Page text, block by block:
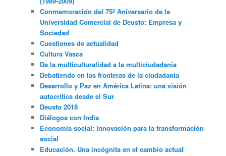
Conmemoración del 75º Aniversario de la
Universidad Comercial de Deusto: Empresa y
Sociedad
Cuestiones de actualidad
Cultura Vasca
De la multiculturalidad a la multiciudadania
Debatiendo en las fronteras de la ciudadanía
Desarrollo y Paz en América Latina: una visión
autocrítica desde el Sur
Deusto 2018
Diálogos con India
Economía social: innovación para la transformación
social
Educación. Una incógnita en el cambio actual